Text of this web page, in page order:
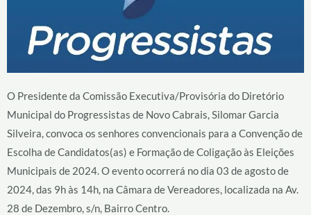
O Presidente da Comissão Executiva/Provisória do Diretório
Municipal do Progressistas de Novo Cabrais, Silomar Garcia
Silveira, convoca os senhores convencionais para a Convenção de
Escolha de Candidatos(as) e Formação de Coligação às Eleições
Municipais de 2024. O evento ocorrerá no dia 03 de agosto de
2024, das 9h às 14h, na Câmara de Vereadores, localizada na Av.
28 de Dezembro, s/n, Bairro Centro.